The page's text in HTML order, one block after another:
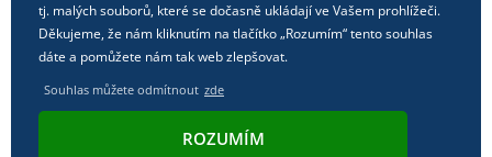
Sledujte nás na sociálních sítích
tj. malých souborů, které se dočasně ukládají ve Vašem prohlížeči.
Děkujeme, že nám kliknutím na tlačítko „Rozumím“ tento souhlas
dáte a pomůžete nám tak web zlepšovat.
Souhlas můžete odmítnout zde
ROZUMÍM